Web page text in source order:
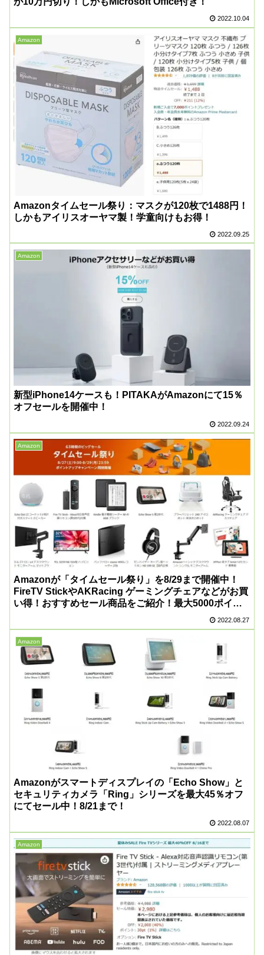
2022.10.04
Amazon
Amazonタイムセール祭り：マスクが120枚で1488円！
しかもアイリスオーヤマ製！学童向けもお得！
2022.09.25
Amazon
新型iPhone14ケースも！PITAKAがAmazonにて15％
オフセールを開催中！
2022.09.24
Amazon
Amazonが「タイムセール祭り」を8/29まで開催中！
FireTV StickやAKRacing ゲーミングチェアなどがお買
い得！おすすめセール商品をご紹介！最大5000ポイン
ト還元キャンペーンへのエントリーもお忘れなく！
2022.08.27
Amazon
Amazonがスマートディスプレイの「Echo Show」と
セキュリティカメラ「Ring」シリーズを最大45％オフ
にてセール中！8/21まで！
2022.08.07
Amazon